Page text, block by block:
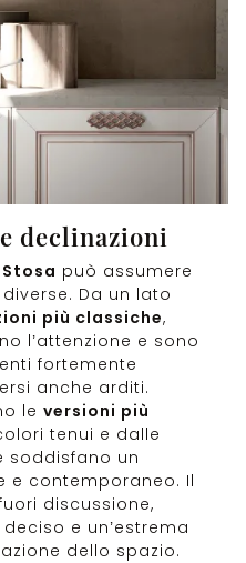
declinazioni
può assumere
Da un lato
più classiche,
l’attenzione e sono
fortemente
anche arditi.
le versioni più
tenui e dalle
soddisfano un
e contemporaneo. Il
discussione,
e un’estrema
dello spazio.